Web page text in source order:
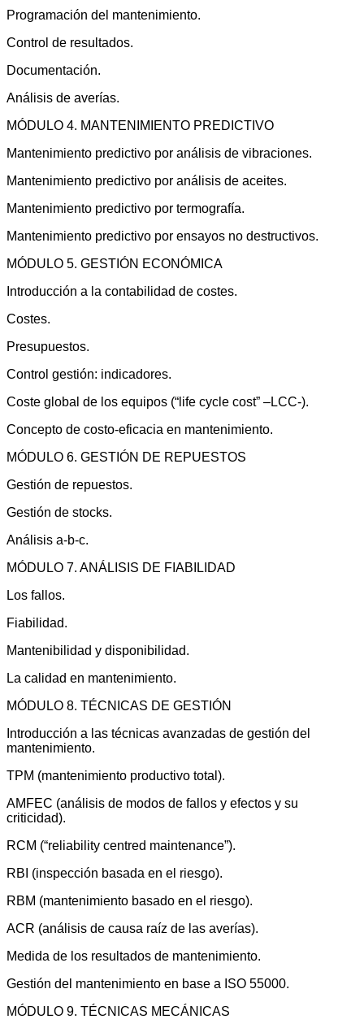
Programación del mantenimiento.
Control de resultados.
Documentación.
Análisis de averías.
MÓDULO 4. MANTENIMIENTO PREDICTIVO
Mantenimiento predictivo por análisis de vibraciones.
Mantenimiento predictivo por análisis de aceites.
Mantenimiento predictivo por termografía.
Mantenimiento predictivo por ensayos no destructivos.
MÓDULO 5. GESTIÓN ECONÓMICA
Introducción a la contabilidad de costes.
Costes.
Presupuestos.
Control gestión: indicadores.
Coste global de los equipos (“life cycle cost” –LCC-).
Concepto de costo-eficacia en mantenimiento.
MÓDULO 6. GESTIÓN DE REPUESTOS
Gestión de repuestos.
Gestión de stocks.
Análisis a-b-c.
MÓDULO 7. ANÁLISIS DE FIABILIDAD
Los fallos.
Fiabilidad.
Mantenibilidad y disponibilidad.
La calidad en mantenimiento.
MÓDULO 8. TÉCNICAS DE GESTIÓN
Introducción a las técnicas avanzadas de gestión del
mantenimiento.
TPM (mantenimiento productivo total).
AMFEC (análisis de modos de fallos y efectos y su
criticidad).
RCM (“reliability centred maintenance”).
RBI (inspección basada en el riesgo).
RBM (mantenimiento basado en el riesgo).
ACR (análisis de causa raíz de las averías).
Medida de los resultados de mantenimiento.
Gestión del mantenimiento en base a ISO 55000.
MÓDULO 9. TÉCNICAS MECÁNICAS